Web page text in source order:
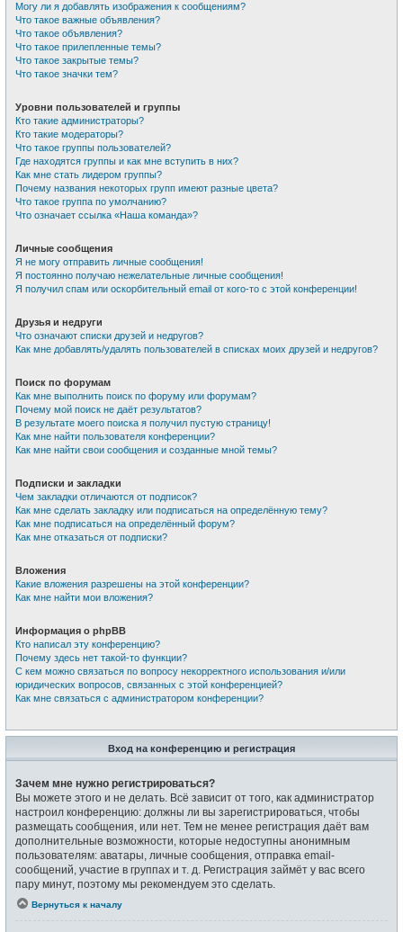
Могу ли я добавлять изображения к сообщениям?
Что такое важные объявления?
Что такое объявления?
Что такое прилепленные темы?
Что такое закрытые темы?
Что такое значки тем?
Уровни пользователей и группы
Кто такие администраторы?
Кто такие модераторы?
Что такое группы пользователей?
Где находятся группы и как мне вступить в них?
Как мне стать лидером группы?
Почему названия некоторых групп имеют разные цвета?
Что такое группа по умолчанию?
Что означает ссылка «Наша команда»?
Личные сообщения
Я не могу отправить личные сообщения!
Я постоянно получаю нежелательные личные сообщения!
Я получил спам или оскорбительный email от кого-то с этой конференции!
Друзья и недруги
Что означают списки друзей и недругов?
Как мне добавлять/удалять пользователей в списках моих друзей и недругов?
Поиск по форумам
Как мне выполнить поиск по форуму или форумам?
Почему мой поиск не даёт результатов?
В результате моего поиска я получил пустую страницу!
Как мне найти пользователя конференции?
Как мне найти свои сообщения и созданные мной темы?
Подписки и закладки
Чем закладки отличаются от подписок?
Как мне сделать закладку или подписаться на определённую тему?
Как мне подписаться на определённый форум?
Как мне отказаться от подписки?
Вложения
Какие вложения разрешены на этой конференции?
Как мне найти мои вложения?
Информация о phpBB
Кто написал эту конференцию?
Почему здесь нет такой-то функции?
С кем можно связаться по вопросу некорректного использования и/или
юридических вопросов, связанных с этой конференцией?
Как мне связаться с администратором конференции?
Вход на конференцию и регистрация
Зачем мне нужно регистрироваться?
Вы можете этого и не делать. Всё зависит от того, как администратор
настроил конференцию: должны ли вы зарегистрироваться, чтобы
размещать сообщения, или нет. Тем не менее регистрация даёт вам
дополнительные возможности, которые недоступны анонимным
пользователям: аватары, личные сообщения, отправка email-
сообщений, участие в группах и т. д. Регистрация займёт у вас всего
пару минут, поэтому мы рекомендуем это сделать.
Вернуться к началу